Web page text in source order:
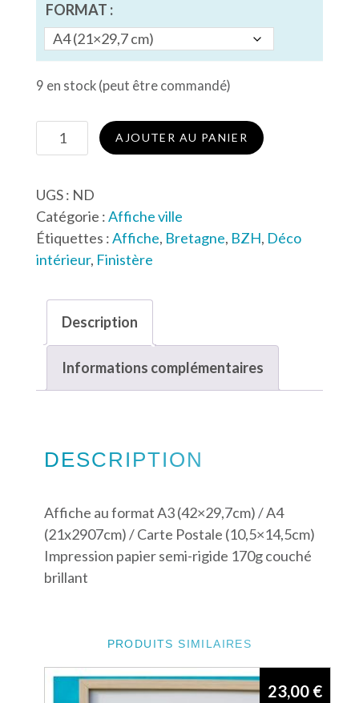
FORMAT :
9 en stock (peut être commandé)
quantité
de
de
Tiffauges
AJOUTER AU PANIER
UGS : ND
Catégorie :Affiche ville
Étiquettes :Affiche, Bretagne, BZH, Déco
intérieur, Finistère
Description
Informations complémentaires
DESCRIPTION
Affiche au format A3 (42×29,7cm) / A4
(21x2907cm) / Carte Postale (10,5×14,5cm)
Impression papier semi-rigide 170g couché
brillant
PRODUITS SIMILAIRES
23,00 €